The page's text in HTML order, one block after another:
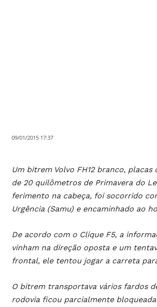
09/01/2015 17:37
Um bitrem Volvo FH12 branco,
de 20 quilômetros de Primavera do
ferimento na cabeça, foi socorrido
Urgência (Samu) e encaminhado ao
De acordo com o Clique F5, a
vinham na direção oposta e um
frontal, ele tentou jogar a carreta
O bitrem transportava vários fardos
rodovia ficou parcialmente